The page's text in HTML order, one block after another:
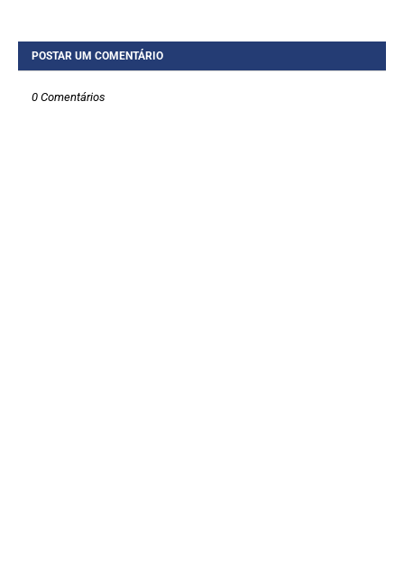
POSTAR UM COMENTÁRIO
0 Comentários